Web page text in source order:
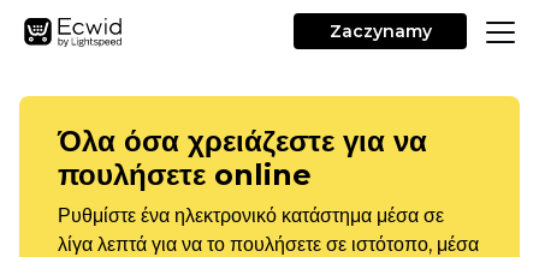
Zaczynamy
Όλα όσα χρειάζεστε για να
πουλήσετε online
Ρυθμίστε ένα ηλεκτρονικό κατάστημα μέσα σε
λίγα λεπτά για να το πουλήσετε σε ιστότοπο, μέσα